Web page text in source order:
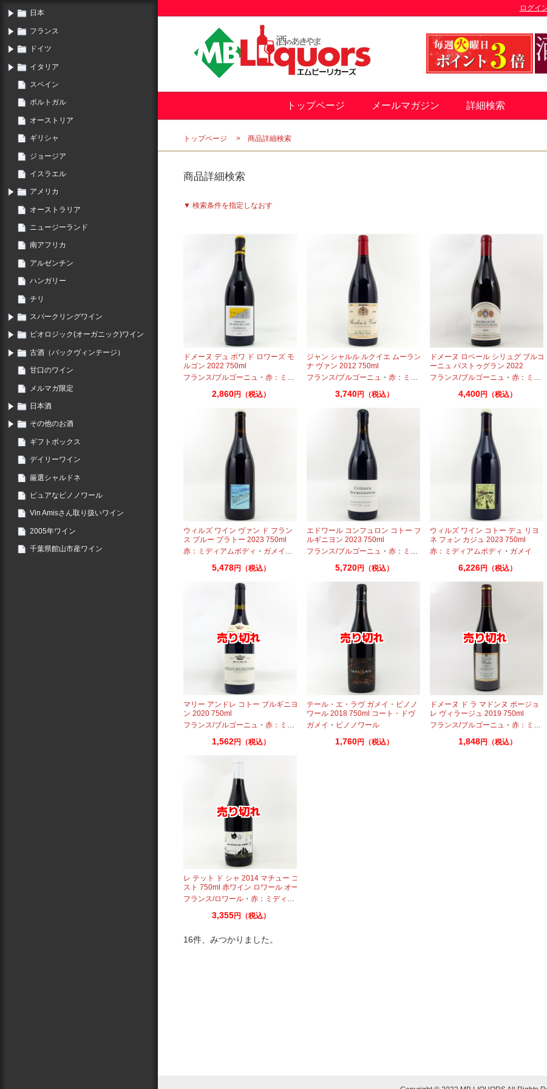
日本
フランス
ドイツ
イタリア
スペイン
ポルトガル
オーストリア
ギリシャ
ジョージア
イスラエル
アメリカ
オーストラリア
ニュージーランド
南アフリカ
アルゼンチン
ハンガリー
チリ
スパークリングワイン
ビオロジック(オーガニック)ワイン
古酒（バックヴィンテージ）
甘口のワイン
メルマガ限定
日本酒
その他のお酒
ギフトボックス
デイリーワイン
厳選シャルドネ
ピュアなピノノワール
Vin Amisさん取り扱いワイン
2005年ワイン
千葉県館山市産ワイン
ログイ
トップページ メールマガジン 詳細検索
トップページ 商品詳細検索
商品詳細検索
▼ 検索条件を指定しなおす
ドメーヌ デュ ボワ ド ロワーズ モ
ルゴン 2022 750ml
フランス/ブルゴーニュ ・ 赤：ミディアムボディ ・ガメイ
2,860円（税込）
ジャン シャルル ルクイエ ムーラン
ナ ヴァン 2012 750ml
フランス/ブルゴーニュ ・ 赤：ミディアムボディ ・ガメイ
3,740円（税込）
ドメーヌ ロベール シリュグ ブルゴ
ーニュ パストゥグラン 2022
750ml
フランス/ブルゴーニュ ・ 赤：ミディアムボディ
4,400円（税込）
ウィルズ ワイン ヴァン ド フラン
ス ブルー プラトー 2023 750ml
赤：ミディアムボディ ・ ガメイ シラー
5,478円（税込）
エドワール コンフュロン コトー ブ
ルギニヨン 2023 750ml
フランス/ブルゴーニュ ・ 赤：ミディアムボディ ・ガメイ・ピノノワール
5,720円（税込）
ウィルズ ワイン コトー デュ リヨ
ネ フォン カジュ 2023 750ml
赤：ミディアムボディ ・ ガメイ
6,226円（税込）
マリー アンドレ コトー ブルギニヨ
ン 2020 750ml
フランス/ブルゴーニュ ・ 赤：ミディアムボディ ・ ガメイ
1,562円（税込）
テール・エ・ラヴ ガメイ・ピノノ
ワール 2018 750ml コート・ドヴ
ェルニュ フランスワイン
ガメイ ・ ピノノワール
1,760円（税込）
ドメーヌ ド ラ マドンヌ ボージョ
レ ヴィラージュ 2019 750ml
フランス/ブルゴーニュ ・ 赤：ミディアムボディ
1,848円（税込）
レ テット ド シャ 2014 マチュー コ
スト 750ml 赤ワイン ロワール オー
ガニック
フランス/ロワール・ 赤：ミディアムボディ
3,355円（税込）
16件、みつかりました。